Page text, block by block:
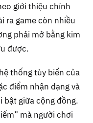
giới thiệu chính
ra game còn nhiều
phải mở bằng kim
được.
thống tùy biến của
điểm nhận dạng và
bật giữa cộng đồng.
mà người chơi